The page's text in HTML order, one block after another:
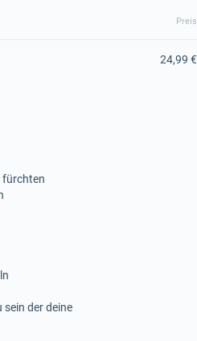
Preis
fürchten
der deine
24,99 €